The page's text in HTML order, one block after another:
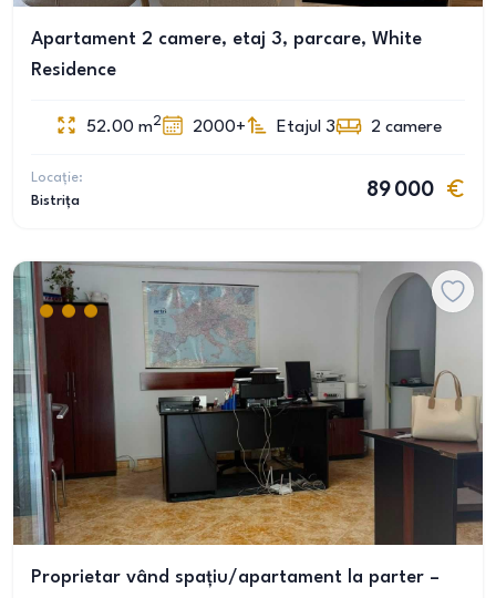
Apartament 2 camere, etaj 3, parcare, White
Residence
52.00 m2 2000+ Etajul 3 2 camere
Locație:
Bistrița
89 000
Proprietar vând spațiu/apartament la parter –